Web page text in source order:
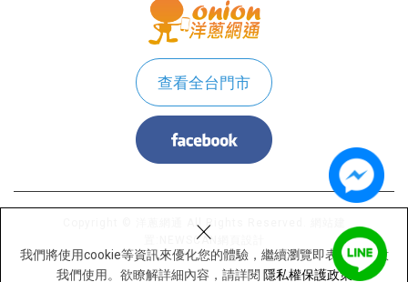
我們將使用cookie等資訊來優化您的體驗，繼續瀏覽即表示您同意
我們使用。欲瞭解詳細內容，請詳閱 隱私權保護政策
×
查看全台門市
Copyright © 洋蔥網通 All Rights Reserved.
NEWSCAN網頁設計